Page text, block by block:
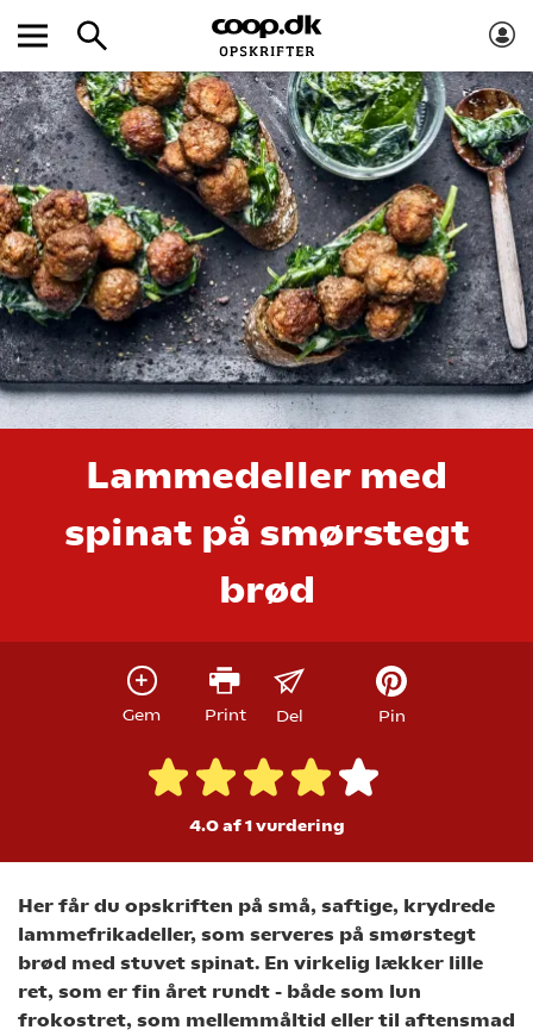
Lammedeller med
spinat på smørstegt
brød
Gem Print Del Pin
4.0 af 1vurdering
Her får du opskriften på små, saftige, krydrede
lammefrikadeller, som serveres på smørstegt
brød med stuvet spinat. En virkelig lækker lille
ret, som er fin året rundt - både som lun
frokostret, som mellemmåltid eller til aftensmad